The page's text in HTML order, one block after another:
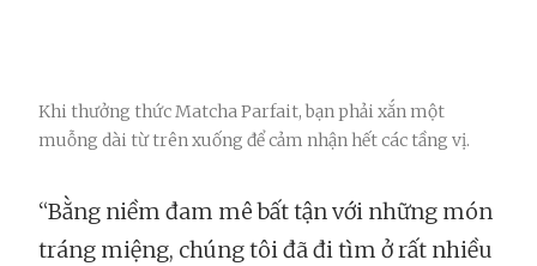
Khi thưởng thức Matcha Parfait, bạn phải xắn một
muỗng dài từ trên xuống để cảm nhận hết các tầng vị.
“Bằng niềm đam mê bất tận với những món
tráng miệng, chúng tôi đã đi tìm ở rất nhiều